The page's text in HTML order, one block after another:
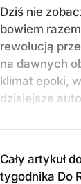
Dziś nie
bowiem
rewolucją
na dawnych
klimat epoki,
dzisiejsze
Cały artykuł
tygodnika Do